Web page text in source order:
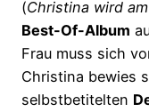
(Christina wird
Best-Of-Album
Frau muss sich
Christina bewies
selbstbetitelten